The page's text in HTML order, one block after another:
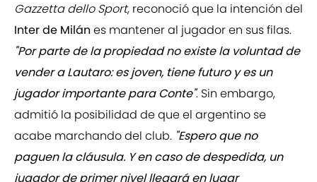
Gazzetta dello Sport, reconoció que la intención del
Inter de Milán es mantener al jugador en sus filas.
"Por parte de la propiedad no existe la voluntad de
vender a Lautaro: es joven, tiene futuro y es un
jugador importante para Conte". Sin embargo,
admitió la posibilidad de que el argentino se
acabe marchando del club. "Espero que no
paguen la cláusula. Y en caso de despedida, un
jugador de primer nivel llegará en lugar